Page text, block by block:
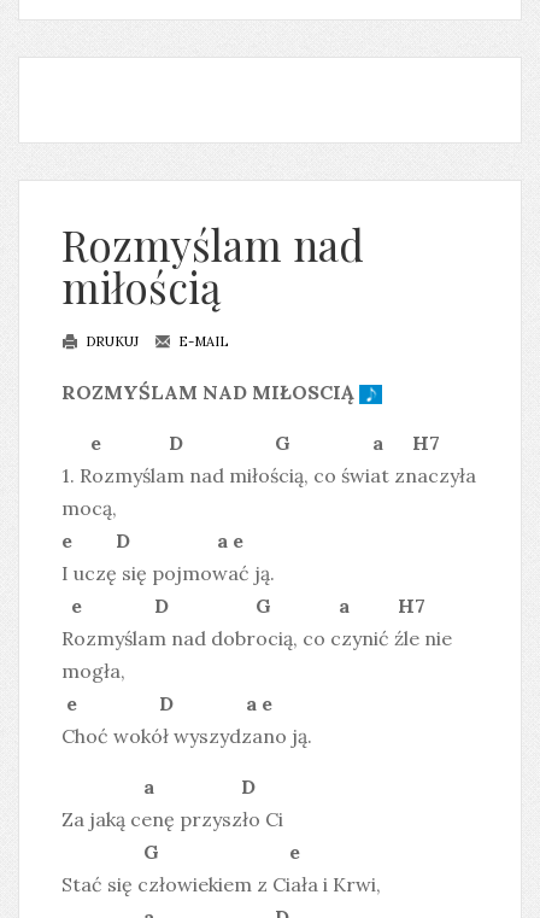
Rozmyślam nad
miłością
DRUKUJ E-MAIL
ROZMYŚLAM NAD MIŁOSCIĄ
e D G a H7
1. Rozmyślam nad miłością, co świat znaczyła
mocą,
e D a e
I uczę się pojmować ją.
e D G a H7
Rozmyślam nad dobrocią, co czynić źle nie
mogła,
e D a e
Choć wokół wyszydzano ją.
a D
Za jaką cenę przyszło Ci
G e
Stać się człowiekiem z Ciała i Krwi,